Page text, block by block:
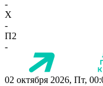
-
X
-
П2
-
02 октября 2026, Пт,